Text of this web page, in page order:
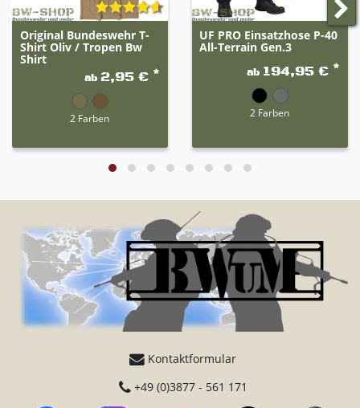
Original Bundeswehr T-
Shirt Oliv / Tropen Bw
Shirt
ab 2,95 € *
2 Farben
UF PRO Einsatzhose P-40
All-Terrain Gen.3
ab 194,95 € *
2 Farben
Kontaktformular
+49 (0)3877 - 561 171